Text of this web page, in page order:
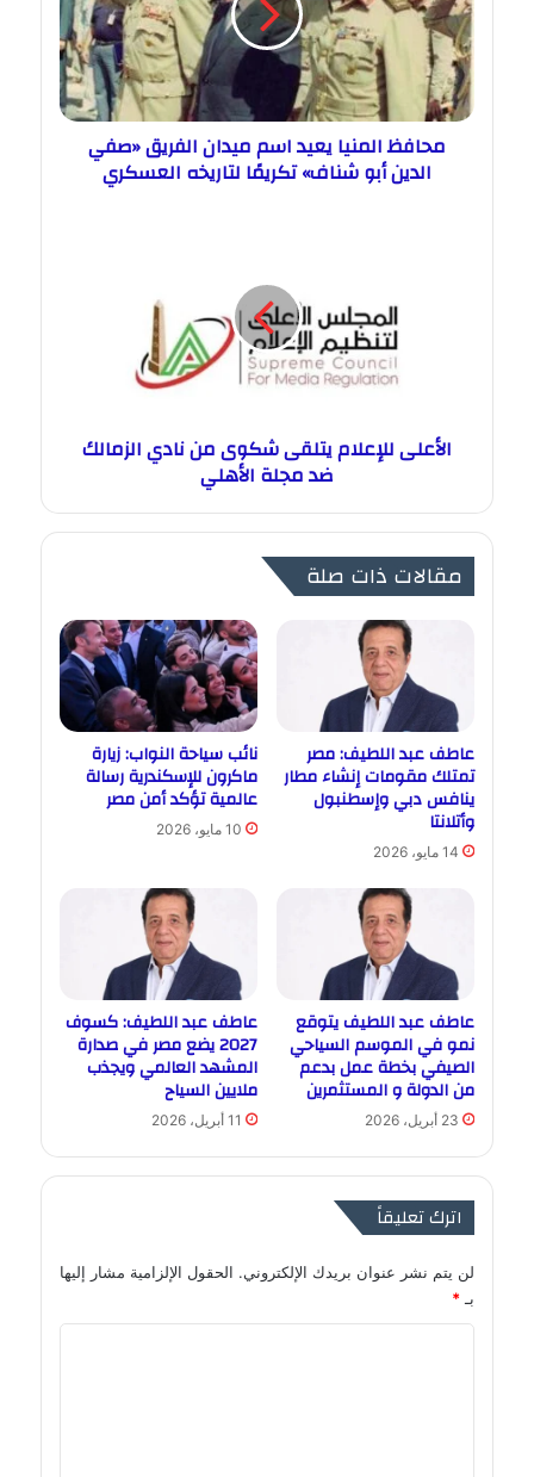
محافظ المنيا يعيد اسم ميدان الفريق «صفي
الدين أبو شناف» تكريمًا لتاريخه العسكري
الأعلى للإعلام يتلقى شكوى من نادي الزمالك
ضد مجلة الأهلي
مقالات ذات صلة
عاطف عبد اللطيف: مصر
تمتلك مقومات إنشاء مطار
ينافس دبي وإسطنبول
وأتلانتا
14 مايو، 2026
نائب سياحة النواب: زيارة
ماكرون للإسكندرية رسالة
عالمية تؤكد أمن مصر
10 مايو، 2026
عاطف عبد اللطيف يتوقع
نمو في الموسم السياحي
الصيفي بخطة عمل بدعم
من الدولة و المستثمرين
23 أبريل، 2026
عاطف عبد اللطيف: كسوف
2027 يضع مصر في صدارة
المشهد العالمي ويجذب
ملايين السياح
11 أبريل، 2026
اترك تعليقاً
لن يتم نشر عنوان بريدك الإلكتروني. الحقول الإلزامية مشار إليها
بـ *